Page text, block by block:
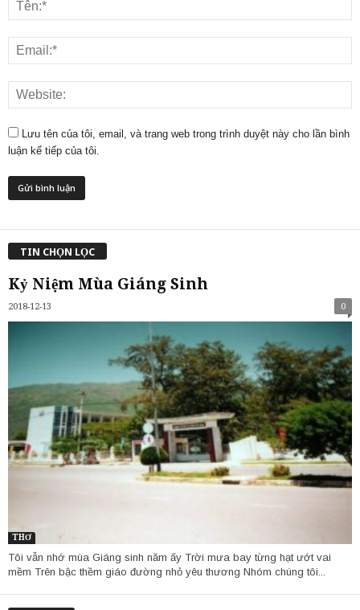
Lưu tên của tôi, email, và trang web trong trình duyệt này cho lần bình
luận kế tiếp của tôi.
TIN CHỌN LỌC
Kỷ Niệm Mùa Giáng Sinh
2018-12-13 0
THƠ
Tôi vẫn nhớ mùa Giáng sinh năm ấy Trời mưa bay từng hạt ướt vai
mềm Trên bậc thềm giáo đường nhỏ yêu thương Nhóm chúng tôi...